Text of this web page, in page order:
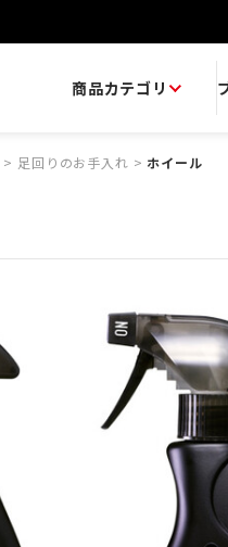
商品カテゴリ
> 足回りのお手入れ > ホイール